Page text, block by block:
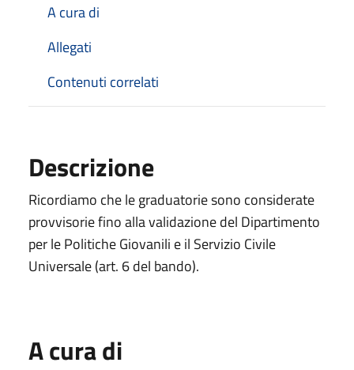
A cura di
Allegati
Contenuti correlati
Descrizione
Ricordiamo che le graduatorie sono considerate
provvisorie fino alla validazione del Dipartimento
per le Politiche Giovanili e il Servizio Civile
Universale (art. 6 del bando).
A cura di